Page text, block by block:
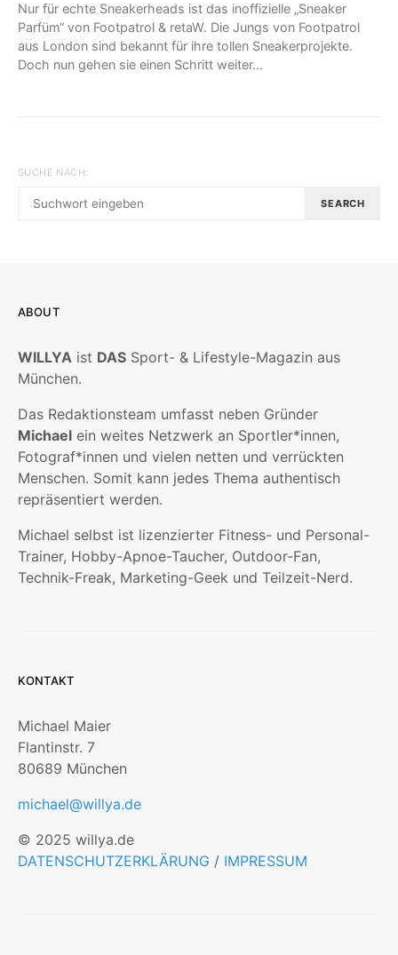
Nur für echte Sneakerheads ist das inoffizielle „Sneaker
Parfüm“ von Footpatrol & retaW. Die Jungs von Footpatrol
aus London sind bekannt für ihre tollen Sneakerprojekte.
Doch nun gehen sie einen Schritt weiter…
SUCHE NACH:
SEARCH
ABOUT
WILLYA ist DAS Sport- & Lifestyle-Magazin aus
München.
Das Redaktionsteam umfasst neben Gründer
Michael ein weites Netzwerk an Sportler*innen,
Fotograf*innen und vielen netten und verrückten
Menschen. Somit kann jedes Thema authentisch
repräsentiert werden.
Michael selbst ist lizenzierter Fitness- und Personal-
Trainer, Hobby-Apnoe-Taucher, Outdoor-Fan,
Technik-Freak, Marketing-Geek und Teilzeit-Nerd.
KONTAKT
Michael Maier
Flantinstr. 7
80689 München
michael@willya.de
© 2025 willya.de
DATENSCHUTZERKLÄRUNG / IMPRESSUM